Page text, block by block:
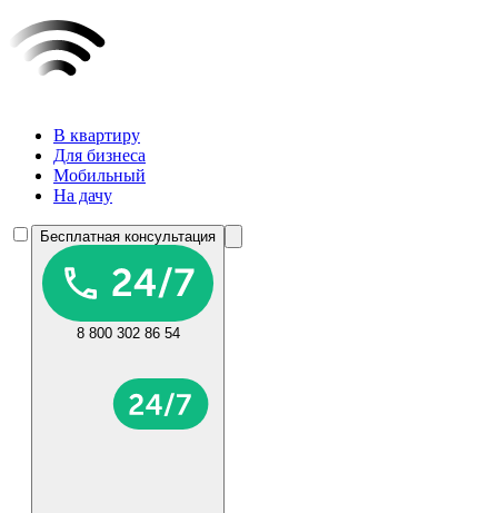
В квартиру
Для бизнеса
Мобильный
На дачу
Бесплатная консультация
8 800 302 86 54